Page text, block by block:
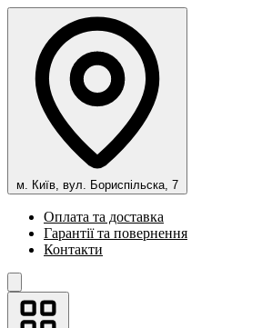
м. Київ, вул. Бориспільска, 7
Оплата та доставка
Гарантії та повернення
Контакти